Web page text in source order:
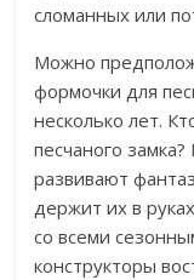
сломанных или
Можно
формочки для
несколько лет.
песчаного
развивают
держит их в
со всеми
конструкторы